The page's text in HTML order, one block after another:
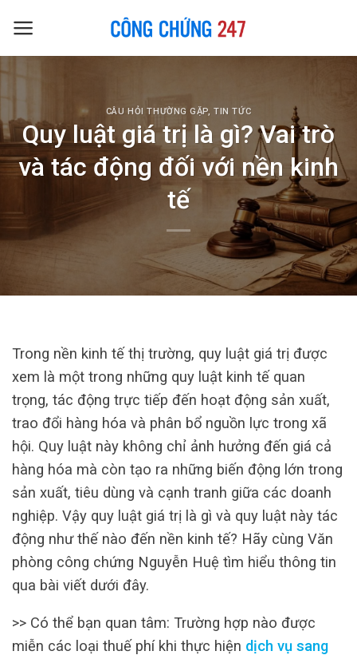
CÂU HỎI THƯỜNG GẶP,TIN TỨC
Quy luật giá trị là gì? Vai trò
và tác động đối với nền kinh
tế
Trong nền kinh tế thị trường, quy luật giá trị được
xem là một trong những quy luật kinh tế quan
trọng, tác động trực tiếp đến hoạt động sản xuất,
trao đổi hàng hóa và phân bổ nguồn lực trong xã
hội. Quy luật này không chỉ ảnh hưởng đến giá cả
hàng hóa mà còn tạo ra những biến động lớn trong
sản xuất, tiêu dùng và cạnh tranh giữa các doanh
nghiệp. Vậy quy luật giá trị là gì và quy luật này tác
động như thế nào đến nền kinh tế? Hãy cùng Văn
phòng công chứng Nguyễn Huệ tìm hiểu thông tin
qua bài viết dưới đây.
>> Có thể bạn quan tâm: Trường hợp nào được
miễn các loại thuế phí khi thực hiện dịch vụ sang